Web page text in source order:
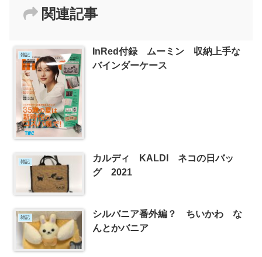
関連記事
雑記
InRed付録 ムーミン 収納上手な
バインダーケース
雑記
カルディ KALDI ネコの日バッ
グ 2021
雑記
シルバニア番外編？ ちいかわ な
んとかバニア